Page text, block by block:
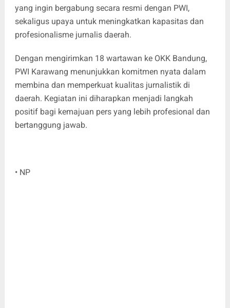
yang ingin bergabung secara resmi dengan PWI,
sekaligus upaya untuk meningkatkan kapasitas dan
profesionalisme jurnalis daerah.
Dengan mengirimkan 18 wartawan ke OKK Bandung,
PWI Karawang menunjukkan komitmen nyata dalam
membina dan memperkuat kualitas jurnalistik di
daerah. Kegiatan ini diharapkan menjadi langkah
positif bagi kemajuan pers yang lebih profesional dan
bertanggung jawab.
• NP